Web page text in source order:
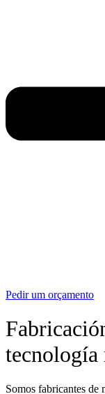
Pedir um orçamento
tecnología
Somos fabricantes de